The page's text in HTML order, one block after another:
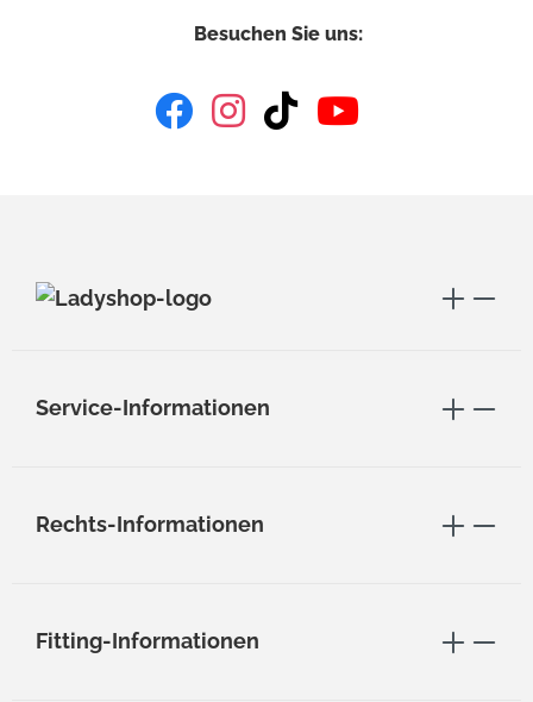
Besuchen Sie uns:
Service-Informationen
Rechts-Informationen
Fitting-Informationen